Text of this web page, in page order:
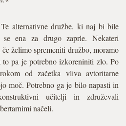
alternativne družbe, ki naj bi bile
se ena za drugo zaprle. Nekateri
želimo spremeniti družbo, moramo
to pa je potrebno izkoreniniti zlo. Po
od začetka vliva avtoritarne
moč. Potrebno ga je bilo napasti in
učitelji in združevali
načeli.